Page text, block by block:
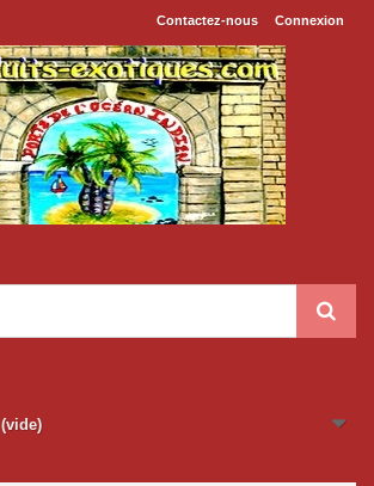
Connexion
Contactez-nous
(vide)